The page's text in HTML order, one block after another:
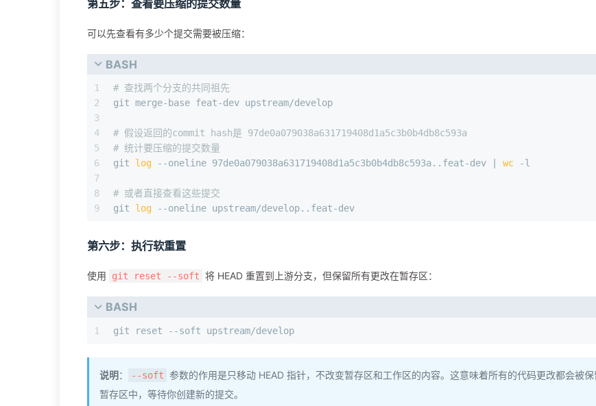
第五步：查看要压缩的提交数量
可以先查看有多少个提交需要被压缩：
BASH
1
2
3
4
5
6
7
8
9
# 查找两个分支的共同祖先
git merge-base feat-dev upstream/develop
# 假设返回的commit hash是 97de0a079038a631719408d1a5c3b0b4db8c593a
# 统计要压缩的提交数量
git log --oneline 97de0a079038a631719408d1a5c3b0b4db8c593a..feat-dev | wc -l
# 或者直接查看这些提交
git log --oneline upstream/develop..feat-dev
第六步：执行软重置
使用 git reset --soft 将 HEAD 重置到上游分支，但保留所有更改在暂存区：
BASH
1 git reset --soft upstream/develop
说明： --soft 参数的作用是只移动 HEAD 指针，不改变暂存区和工作区的内容。这意味着所有的代码更改都会被保
暂存区中，等待你创建新的提交。